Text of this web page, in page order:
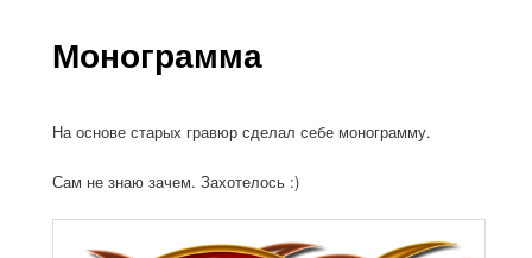
Монограмма
На основе старых гравюр сделал себе монограмму.
Сам не знаю зачем. Захотелось :)